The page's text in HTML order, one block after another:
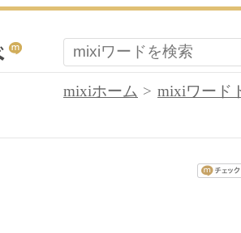
mixiホーム
mixiワード